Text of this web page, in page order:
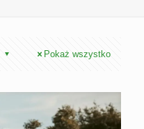
Pokaż wszystko